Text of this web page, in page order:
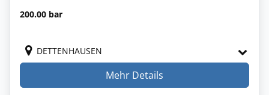
200.00 bar
DETTENHAUSEN
Mehr Details